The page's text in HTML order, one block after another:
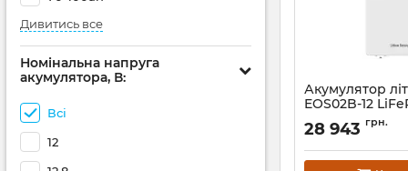
Дивитись все
Номінальна напруга
акумулятора, В:
Всі
12
Акумулятор
EOS02B-12
200Ah (12V-
Артикул: EOS02B-12
28 943 грн.